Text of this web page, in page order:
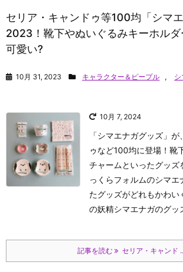
セリア・キャンドゥ等100均「シマエ
2023！靴下やぬいぐるみキーホル
可愛い?
10月 31, 2023 キャラクター＆ピープル ,
10月 7, 2024
「シマエナガグッズ」
ゥなど100均に登場！靴
チャームといったグッズ
っくらフォルムのシマ
たグッズがどれもかわ
の妖精シマエナガのグッ
記事を読む セリア・キャンド